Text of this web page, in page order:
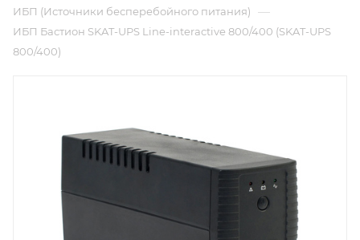
ИБП (Источники бесперебойного питания) —
ИБП Бастион SKAT-UPS Line-interactive 800/400 (SKAT-UPS
800/400)